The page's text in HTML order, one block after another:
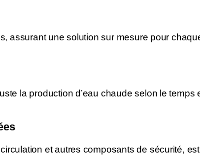
assurant une solution sur mesure pour
la production d’eau chaude selon le
et autres composants de sécurité,